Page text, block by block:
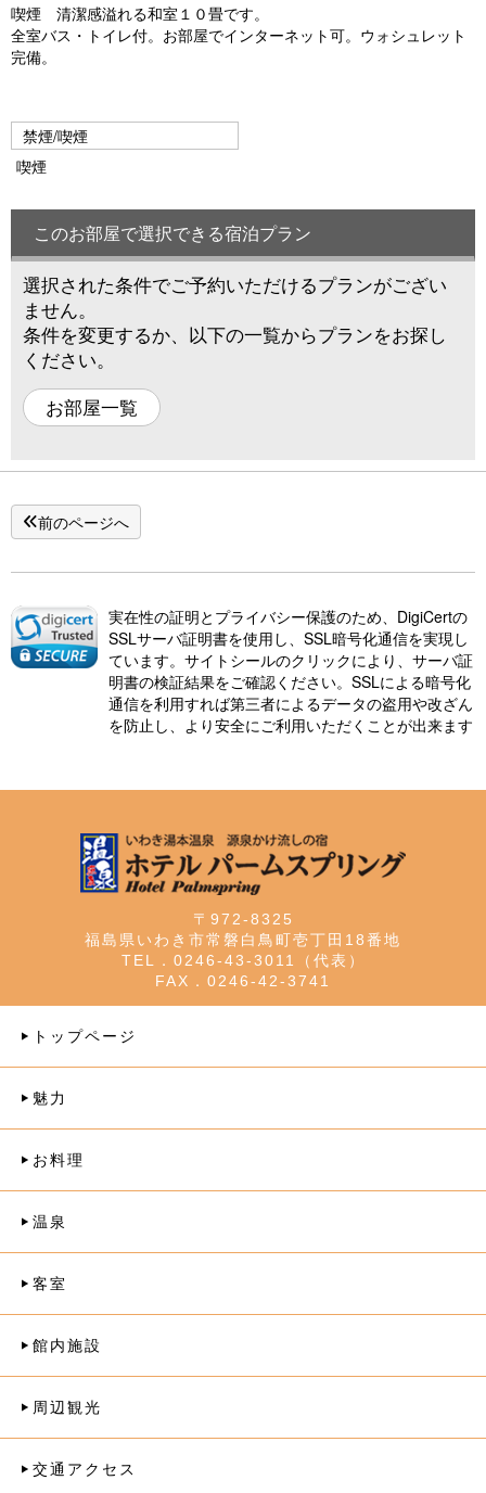
喫煙 清潔感溢れる和室１０畳です。
全室バス・トイレ付。お部屋でインターネット可。ウォシュレット
完備。
禁煙/喫煙
喫煙
このお部屋で選択できる宿泊プラン
選択された条件でご予約いただけるプランがござい
ません。
条件を変更するか、以下の一覧からプランをお探し
ください。
お部屋一覧
前のページへ
実在性の証明とプライバシー保護のため、DigiCertの
SSLサーバ証明書を使用し、SSL暗号化通信を実現し
ています。サイトシールのクリックにより、サーバ証
明書の検証結果をご確認ください。SSLによる暗号化
通信を利用すれば第三者によるデータの盗用や改ざん
を防止し、より安全にご利用いただくことが出来ます
〒972-8325
福島県いわき市常磐白鳥町壱丁田18番地
TEL．0246-43-3011（代表）
FAX．0246-42-3741
トップページ
魅力
お料理
温泉
客室
館内施設
周辺観光
交通アクセス